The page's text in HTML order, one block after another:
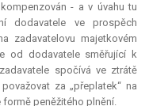
- a v úvahu tu
dodavatele ve prospěch
zadavatelovu majetkovém
od dodavatele směřující k
spočívá ve ztrátě
za „přeplatek“ na
formě peněžitého plnění.